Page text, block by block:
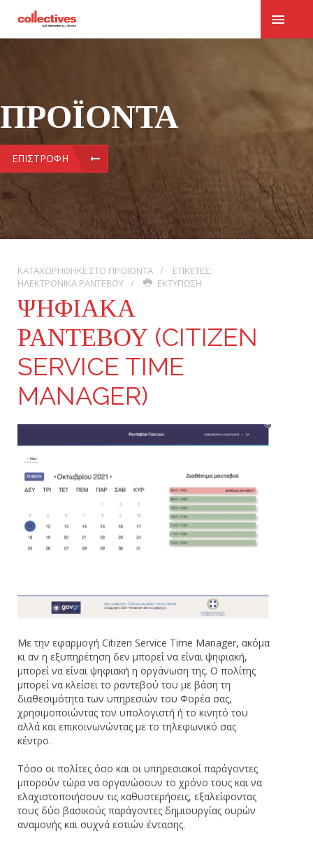
ΠΡΟΪΌΝΤΑ
ΕΠΙΣΤΡΟΦΉ
ΚΑΤΑΧΩΡΉΘΗΚΕ ΣΤΟ ΠΡΟΪΌΝΤΑ
ΕΤΙΚΈΤΕΣ:
ΗΛΕΚΤΡΟΝΙΚΆ ΡΑΝΤΕΒΟΎ
ΕΚΤΎΠΩΣΗ
ΨΗΦΙΑΚΆ
ΡΑΝΤΕΒΟΎ (CITIZEN
SERVICE TIME
MANAGER)
Με την εφαρμογή Citizen Service Time Manager, ακόμα
κι αν η εξυπηρέτηση δεν μπορεί να είναι ψηφιακή,
μπορεί να είναι ψηφιακή η οργάνωση της. Ο πολίτης
μπορεί να κλείσει το ραντεβού του με βάση τη
διαθεσιμότητα των υπηρεσιών του Φορέα σας,
χρησιμοποιώντας τον υπολογιστή ή το κινητό του
αλλά και επικοινωνώντας με το τηλεφωνικό σας
κέντρο.
Τόσο οι πολίτες όσο και οι υπηρεσιακοί παράγοντες
μπορούν τώρα να οργανώσουν το χρόνο τους και να
ελαχιστοποιήσουν τις καθυστερήσεις, εξαλείφοντας
τους δύο βασικούς παράγοντες δημιουργίας ουρών
αναμονής και συχνά εστιών έντασης.